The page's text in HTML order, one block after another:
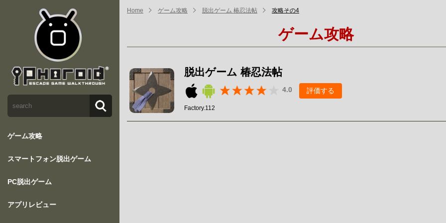
ゲーム攻略
スマートフォン脱出ゲーム
PC脱出ゲーム
アプリレビュー
Home ゲーム攻略 脱出ゲーム 椿忍法帖 攻略その4
ゲーム攻略
脱出ゲーム 椿忍法帖
4.0 評価する
Factory.112